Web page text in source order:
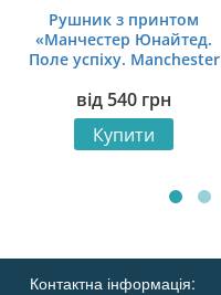
Рушник з принтом
«Манчестер Юнайтед.
Поле успіху. Manchester
від 540 грн
Купити
Контактна інформація: